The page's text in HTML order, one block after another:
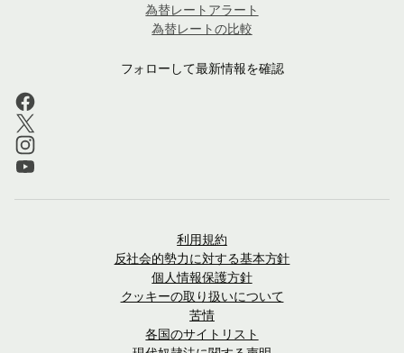
為替レートアラート
為替レートの比較
フォローして最新情報を確認
利用規約
反社会的勢力に対する基本方針
個人情報保護方針
クッキーの取り扱いについて
苦情
各国のサイトリスト